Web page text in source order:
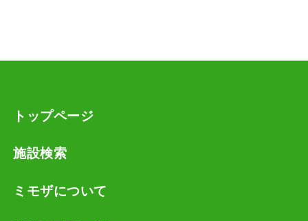
トップページ
施設検索
ミモザについて